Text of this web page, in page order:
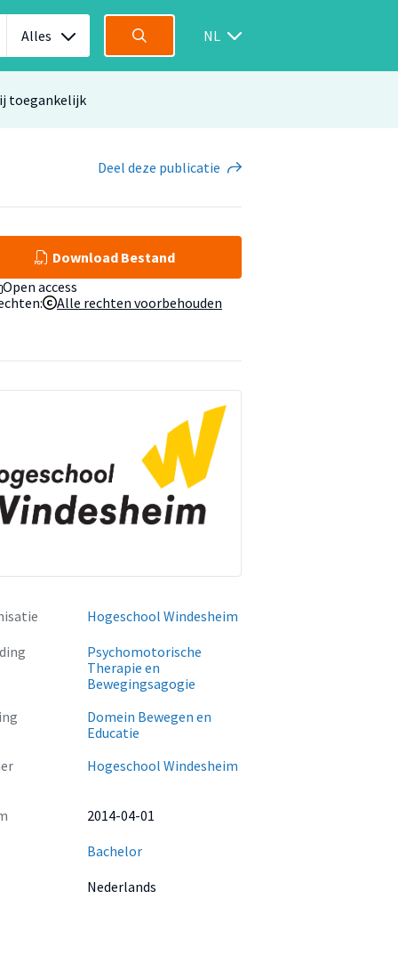
Alles NL
toegankelijk
Deel deze publicatie
Download Bestand
Open access
Alle rechten voorbehouden
Hogeschool Windesheim
Psychomotorische
Therapie en
Bewegingsagogie
Domein Bewegen en
Educatie
Hogeschool Windesheim
2014-04-01
Bachelor
Nederlands